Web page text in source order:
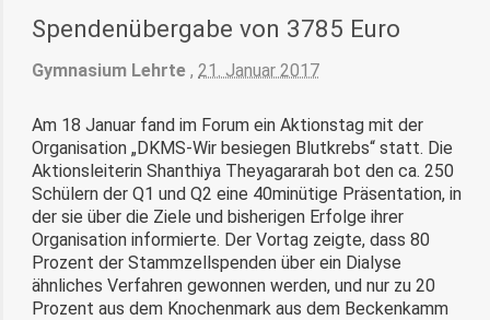
Spendenübergabe von 3785 Euro
Gymnasium Lehrte , 21. Januar 2017
Am 18 Januar fand im Forum ein Aktionstag mit der
Organisation „DKMS-Wir besiegen Blutkrebs“ statt. Die
Aktionsleiterin Shanthiya Theyagararah bot den ca. 250
Schülern der Q1 und Q2 eine 40minütige Präsentation, in
der sie über die Ziele und bisherigen Erfolge ihrer
Organisation informierte. Der Vortag zeigte, dass 80
Prozent der Stammzellspenden über ein Dialyse
ähnliches Verfahren gewonnen werden, und nur zu 20
Prozent aus dem Knochenmark aus dem Beckenkamm